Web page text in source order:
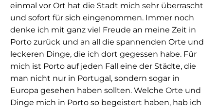
einmal vor Ort hat die Stadt mich sehr überrascht
und sofort für sich eingenommen. Immer noch
denke ich mit ganz viel Freude an meine Zeit in
Porto zurück und an all die spannenden Orte und
leckeren Dinge, die ich dort gegessen habe. Für
mich ist Porto auf jeden Fall eine der Städte, die
man nicht nur in Portugal, sondern sogar in
Europa gesehen haben sollten. Welche Orte und
Dinge mich in Porto so begeistert haben, hab ich